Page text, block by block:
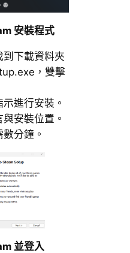
安裝程式
到下載資料夾
，雙擊
進行安裝。
安裝位置。
分鐘。
並登入